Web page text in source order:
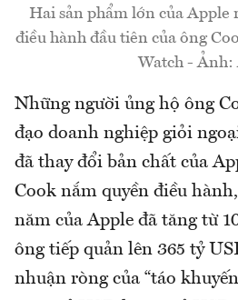
Hai sản phẩm lớn của Apple
điều hành đầu tiên của ông
Watch - Ảnh:
Những người ủng hộ ông
đạo doanh nghiệp giỏi
đã thay đổi bản chất của
Cook nắm quyền điều
năm của Apple đã tăng từ
ông tiếp quản lên 365 tỷ
nhuận ròng của “táo